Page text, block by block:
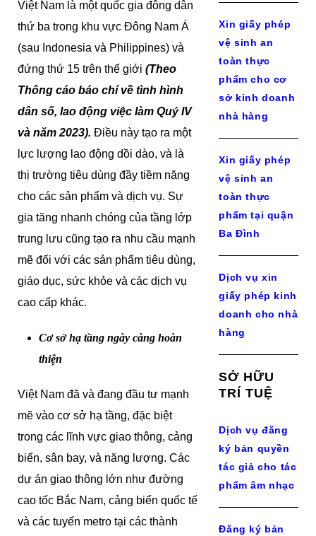
Việt Nam là một quốc gia đông dân
thứ ba trong khu vực Đông Nam Á
(sau Indonesia và Philippines) và
đứng thứ 15 trên thế giới (Theo
Thông cáo báo chí về tình hình
dân số, lao động việc làm Quý IV
và năm 2023). Điều này tạo ra một
lực lượng lao động dồi dào, và là
thị trường tiêu dùng đầy tiềm năng
cho các sản phẩm và dịch vụ. Sự
gia tăng nhanh chóng của tầng lớp
trung lưu cũng tạo ra nhu cầu mạnh
mẽ đối với các sản phẩm tiêu dùng,
giáo dục, sức khỏe và các dịch vụ
cao cấp khác.
Cơ sở hạ tầng ngày càng hoàn
thiện
Việt Nam đã và đang đầu tư mạnh
mẽ vào cơ sở hạ tầng, đặc biệt
trong các lĩnh vực giao thông, cảng
biển, sân bay, và năng lượng. Các
dự án giao thông lớn như đường
cao tốc Bắc Nam, cảng biển quốc tế
và các tuyến metro tại các thành
Xin giấy phép
vệ sinh an
toàn thực
phẩm cho cơ
sở kinh doanh
nhà hàng
Xin giấy phép
vệ sinh an
toàn thực
phẩm tại quận
Ba Đình
Dịch vụ xin
giấy phép kinh
doanh cho nhà
hàng
SỞ HỮU
TRÍ TUỆ
Dịch vụ đăng
ký bản quyền
tác giả cho tác
phẩm âm nhạc
Đăng ký bản